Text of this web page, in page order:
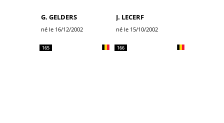
G. GELDERS
né le 16/12/2002
J. LECERF
né le 15/10/2002
165 166